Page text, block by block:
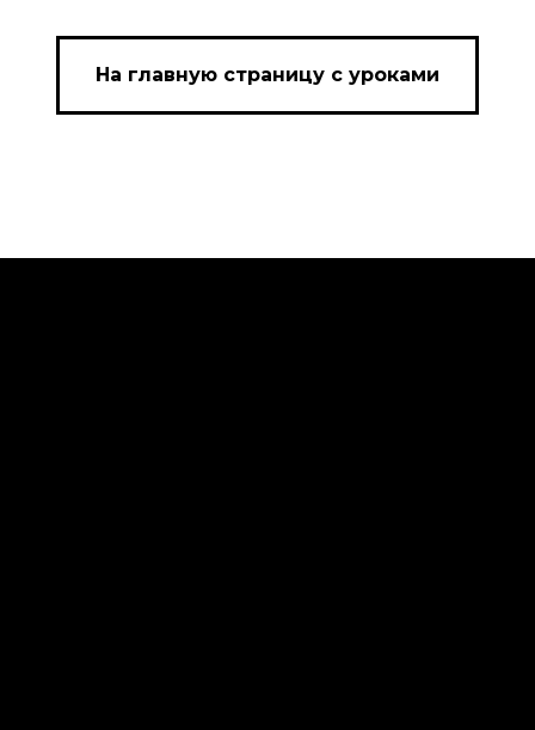
На главную страницу с уроками